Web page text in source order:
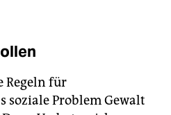
Regeln für
soziale Problem Gewalt